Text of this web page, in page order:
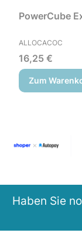
PowerCube
HERSTELLER
ALLOCACOC
Preis
16,25 €
Zum
Haben Sie